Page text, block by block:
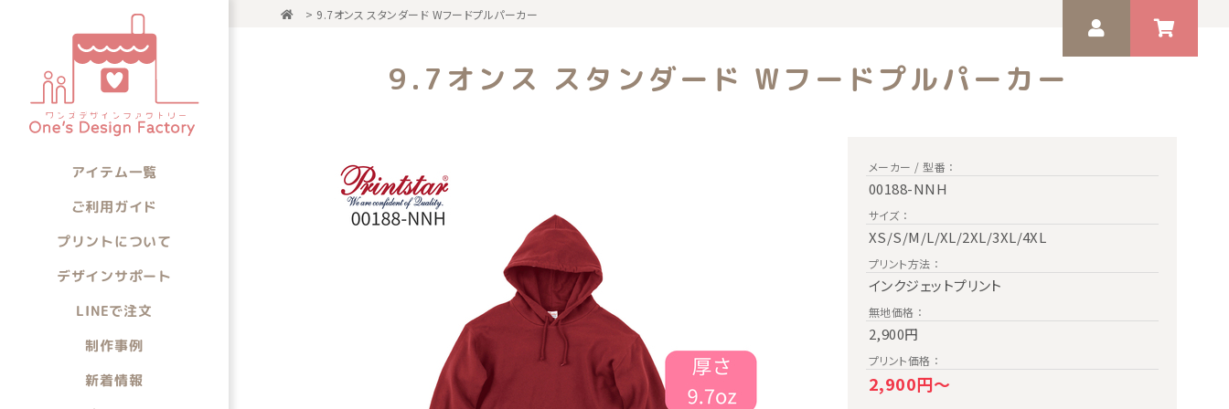
アイテム一覧
アイテム一覧
アイテムから選ぶ
ご利用ガイド
プリントについて
デザインサポート
LINEで注文
制作事例
新着情報
ゲスト 様
いつもありがとうございます。
> 9.7オンス スタンダード Wフードプルパーカー
9.7オンス スタンダード Wフードプルパーカー
メーカー / 型番 ：
00188-NNH
サイズ ：
XS/S/M/L/XL/2XL/3XL/4XL
プリント方法 ：
インクジェットプリント
無地価格 ：
2,900円
プリント価格 ：
2,900円～